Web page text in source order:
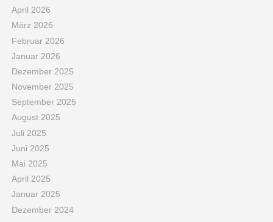
April 2026
März 2026
Februar 2026
Januar 2026
Dezember 2025
November 2025
September 2025
August 2025
Juli 2025
Juni 2025
Mai 2025
April 2025
Januar 2025
Dezember 2024